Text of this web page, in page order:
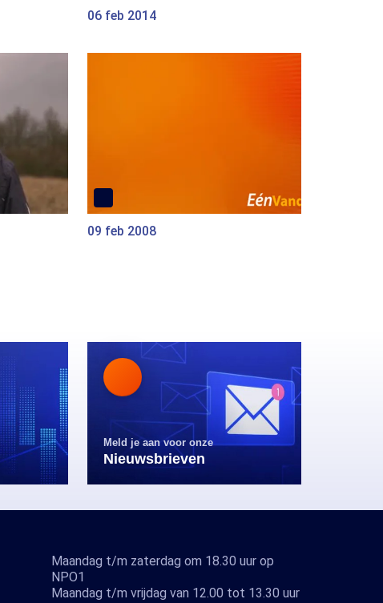
06 feb 2014
09 feb 2008
Meld je aan voor onze
Nieuwsbrieven
Maandag t/m zaterdag om 18.30 uur op
NPO1
Maandag t/m vrijdag van 12.00 tot 13.30 uur